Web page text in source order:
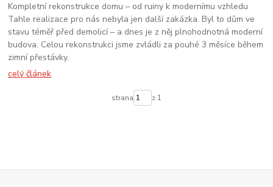
Kompletní rekonstrukce domu – od ruiny k modernímu vzhledu
Tahle realizace pro nás nebyla jen další zakázka. Byl to dům ve
stavu téměř před demolicí – a dnes je z něj plnohodnotná moderní
budova. Celou rekonstrukci jsme zvládli za pouhé 3 měsíce během
zimní přestávky.
celý článek
strana z 1